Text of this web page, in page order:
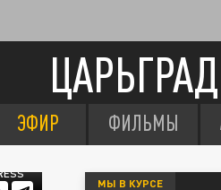
ЦАРЬГРАД
ЭФИР ФИЛЬМЫ
МЫ В КУРСЕ